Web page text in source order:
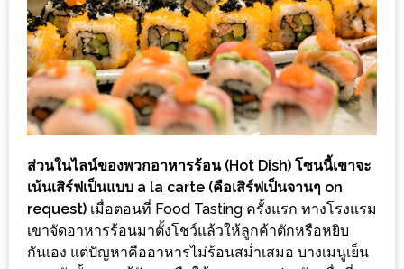
ทั่ว
เชียงใหม่
งบ
ไม่
บาน
ปลาย
อิ่ม
ชิ
ลล์
ไม่
เกิน
ส่วนในไลน์ของพวกอาหารร้อน (Hot Dish) โซนนี้เขาจะ
เน้นเสิร์ฟเป็นแบบ a la carte (คือเสิร์ฟเป็นจานๆ on
request) เมื่อตอนที่ Food Tasting ครั้งแรก ทางโรงแรม
เขาจัดอาหารร้อนมาตั้งโชว์แล้วให้ลูกค้าตักหรือหยิบ
กันเอง แต่ปัญหาคืออาหารไม่ร้อนสม่ำเสมอ บางเมนูเย็น